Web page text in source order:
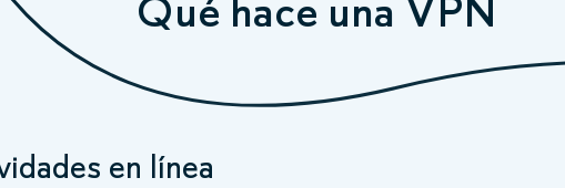
Qué hace una VPN
en línea